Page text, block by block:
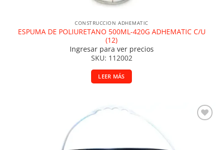
CONSTRUCCION ADHEMATIC
ESPUMA DE POLIURETANO 500ML-420G ADHEMATIC C/U
(12)
Ingresar para ver precios
SKU: 112002
LEER MÁS
Añadir a la lista de deseos